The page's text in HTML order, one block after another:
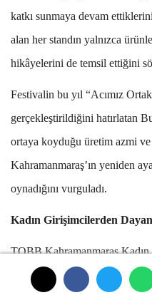
katkı sunmaya devam
alan her standın yalnızca
hikâyelerini de temsil ettiğini
Festivalin bu yıl “Acımız
gerçekleştirildiğini hatırlatan
ortaya koyduğu üretim azmi
Kahramanmaraş’ın yeniden
oynadığını vurguladı.
Kadın Girişimcilerden
TOBB Kahramanmaraş
Zabun Kenger, festivalin bu